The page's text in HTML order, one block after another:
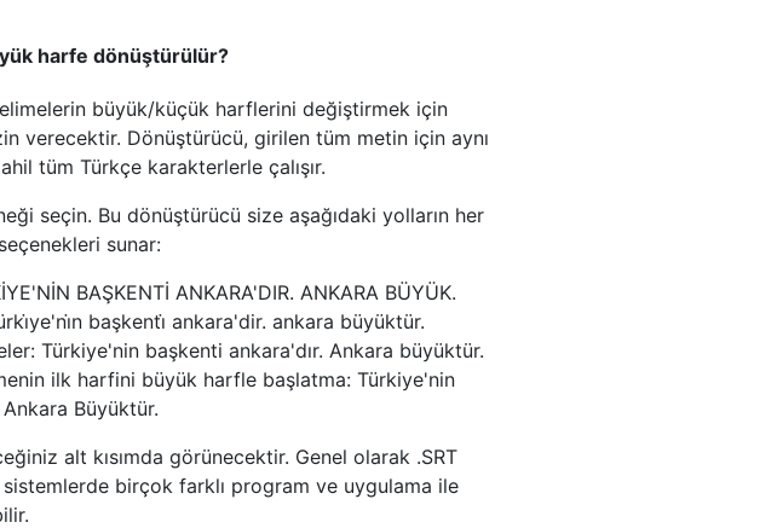
harfe dönüştürülür?
büyük/küçük harflerini değiştirmek için
verecektir. Dönüştürücü, girilen tüm metin için aynı
tüm Türkçe karakterlerle çalışır.
seçin. Bu dönüştürücü size aşağıdaki yolların her
sunar:
BAŞKENTİ ANKARA'DIR. ANKARA BÜYÜK.
başkenti̇ ankara'dir. ankara büyüktür.
Türkiye'nin başkenti ankara'dır. Ankara büyüktür.
ilk harfini büyük harfle başlatma: Türkiye'nin
Büyüktür.
alt kısımda görünecektir. Genel olarak .SRT
birçok farklı program ve uygulama ile